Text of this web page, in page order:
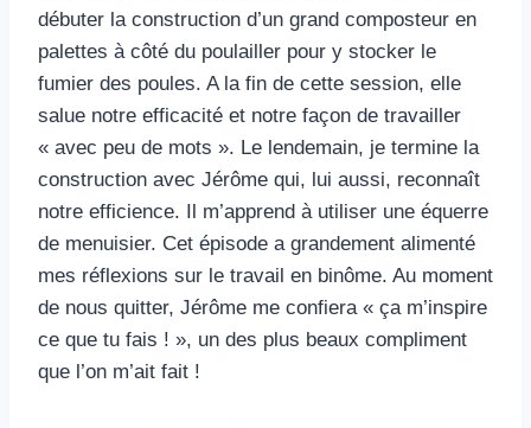
débuter la construction d’un grand composteur en
palettes à côté du poulailler pour y stocker le
fumier des poules. A la fin de cette session, elle
salue notre efficacité et notre façon de travailler
« avec peu de mots ». Le lendemain, je termine la
construction avec Jérôme qui, lui aussi, reconnaît
notre efficience. Il m’apprend à utiliser une équerre
de menuisier. Cet épisode a grandement alimenté
mes réflexions sur le travail en binôme. Au moment
de nous quitter, Jérôme me confiera « ça m’inspire
ce que tu fais ! », un des plus beaux compliment
que l’on m’ait fait !